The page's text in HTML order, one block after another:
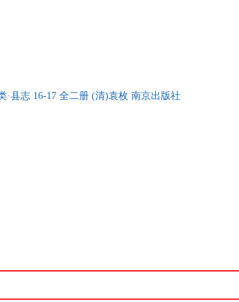
·县志 16-17 全二册 (清)袁枚 南京出版社